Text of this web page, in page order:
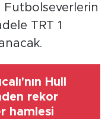
Futbolseverlerin
TRT 1
Hull
rekor
hamlesi